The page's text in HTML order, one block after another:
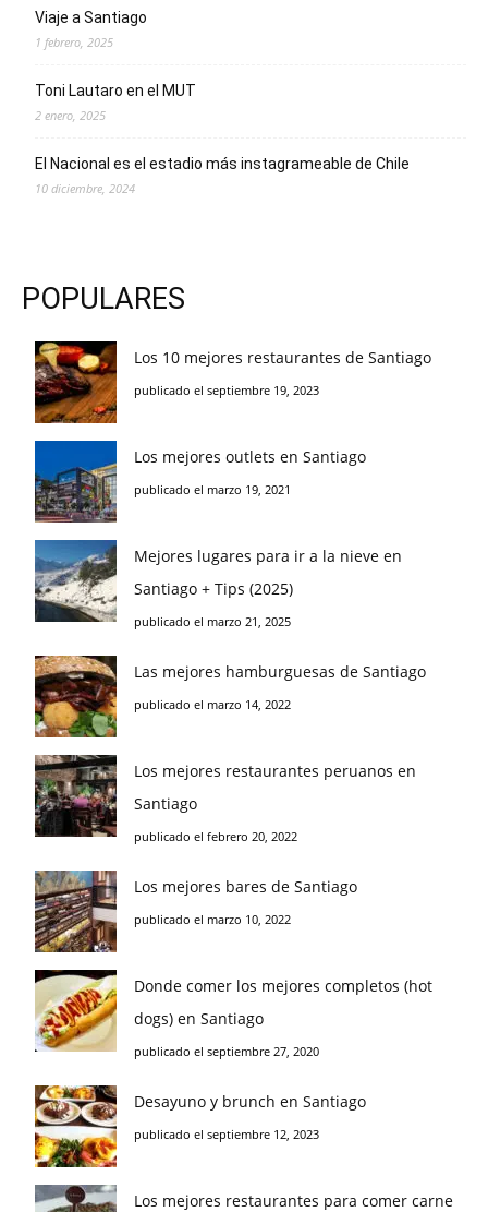
Viaje a Santiago
1 febrero, 2025
Toni Lautaro en el MUT
2 enero, 2025
El Nacional es el estadio más instagrameable de Chile
10 diciembre, 2024
POPULARES
Los 10 mejores restaurantes de Santiago
publicado el septiembre 19, 2023
Los mejores outlets en Santiago
publicado el marzo 19, 2021
Mejores lugares para ir a la nieve en
Santiago + Tips (2025)
publicado el marzo 21, 2025
Las mejores hamburguesas de Santiago
publicado el marzo 14, 2022
Los mejores restaurantes peruanos en
Santiago
publicado el febrero 20, 2022
Los mejores bares de Santiago
publicado el marzo 10, 2022
Donde comer los mejores completos (hot
dogs) en Santiago
publicado el septiembre 27, 2020
Desayuno y brunch en Santiago
publicado el septiembre 12, 2023
Los mejores restaurantes para comer carne